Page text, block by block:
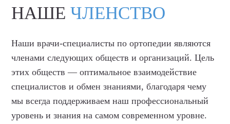
НАШЕ ЧЛЕНСТВО
Наши врачи-специалисты по ортопедии являются
членами следующих обществ и организаций. Цель
этих обществ — оптимальное взаимодействие
специалистов и обмен знаниями, благодаря чему
мы всегда поддерживаем наш профессиональный
уровень и знания на самом современном уровне.